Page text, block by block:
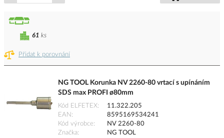
Přidat k porovnání
61 ks
NG TOOL Korunka NV 2260-80 vrtací s upínáním
SDS max PROFI ø80mm
Kód ELFETEX
11.322.205
EAN
8595169534241
Kód výrobce
NV 2260-80
Značka
NG TOOL